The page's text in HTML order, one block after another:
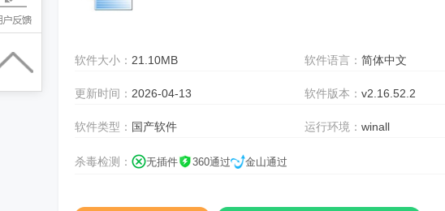
软件大小： 21.10MB 软件语言：简体中文
更新时间： 2026-04-13 软件版本：v2.16.52.2
软件类型： 国产软件 运行环境：winall
杀毒检测： 无插件 360通过 金山通过